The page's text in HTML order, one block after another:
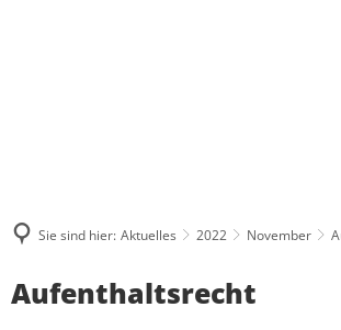
REDENARCHIV
Sie sind hier: Aktuelles 2022 November
Aufenthaltsrecht